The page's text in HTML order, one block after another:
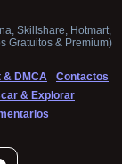
Skillshare, Hotmart,
Gratuitos & Premium)
& DMCA
Contactos
& Explorar